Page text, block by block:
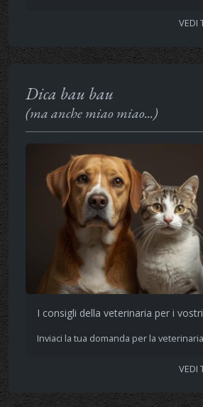
VEDI
Dica bau bau
(ma anche miao miao...)
I consigli della veterinaria per i
Inviaci la tua domanda per la veterinaria
VEDI